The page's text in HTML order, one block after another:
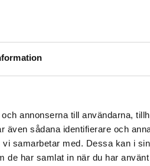
annonserna till användarna,
sådana identifierare och
samarbetar med. Dessa kan i
de har samlat in när du har
1.15
1.15
1.15
1.15
1.15